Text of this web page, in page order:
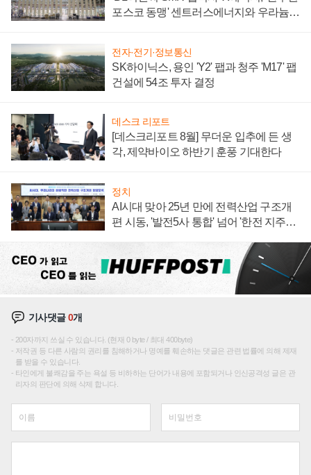
포스코 동맹' 센트러스에너지와 우라늄
전자·전기·정보통신
SK하이닉스, 용인 'Y2' 팹과 청주 'M17' 팹
건설에 54조 투자 결정
데스크 리포트
[데스크리포트 8월] 무더운 입추에 든 생
각, 제약바이오 하반기 훈풍 기대한다
정치
AI시대 맞아 25년 만에 전력산업 구조개
편 시동, '발전5사 통합' 넘어 '한전 지주사'
기사댓글0개
200자까지 쓰실 수 있습니다. (현재 0 byte / 최대 400byte)
저작권 등 다른 사람의 권리를 침해하거나 명예를 훼손하는 댓글은 관련 법률에 의해 제재
를 받을 수 있습니다.
타인에게 불쾌감을 주는 욕설 등 비하하는 단어가 내용에 포함되거나 인신공격성 글은 관
리자의 판단에 의해 삭제 합니다.